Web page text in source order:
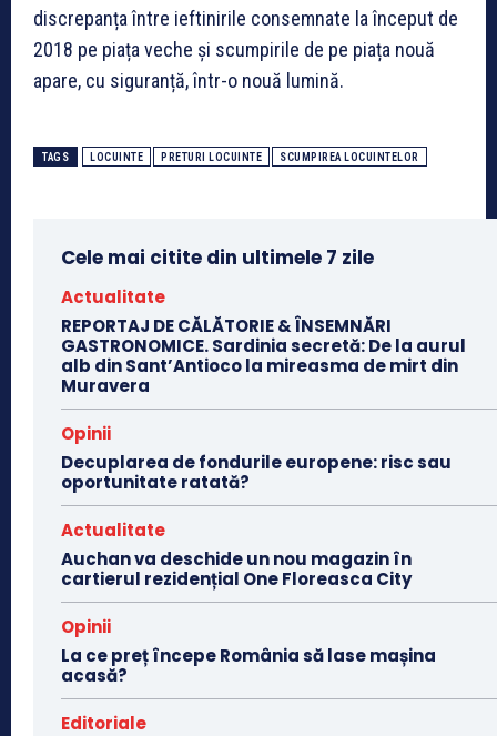
discrepanța între ieftinirile consemnate la început de
2018 pe piața veche și scumpirile de pe piața nouă
apare, cu siguranță, într-o nouă lumină.
TAGS LOCUINTE PRETURI LOCUINTE SCUMPIREA LOCUINTELOR
Cele mai citite din ultimele 7 zile
Actualitate
REPORTAJ DE CĂLĂTORIE & ÎNSEMNĂRI
GASTRONOMICE. Sardinia secretă: De la aurul
alb din Sant’Antioco la mireasma de mirt din
Muravera
Opinii
Decuplarea de fondurile europene: risc sau
oportunitate ratată?
Actualitate
Auchan va deschide un nou magazin în
cartierul rezidențial One Floreasca City
Opinii
La ce preț începe România să lase mașina
acasă?
Editoriale